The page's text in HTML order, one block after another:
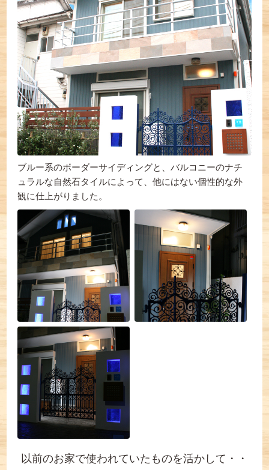
ブルー系のボーダーサイディングと、バルコニーのナチ
ュラルな自然石タイルによって、他にはない個性的な外
観に仕上がりました。
以前のお家で使われていたものを活かして・・